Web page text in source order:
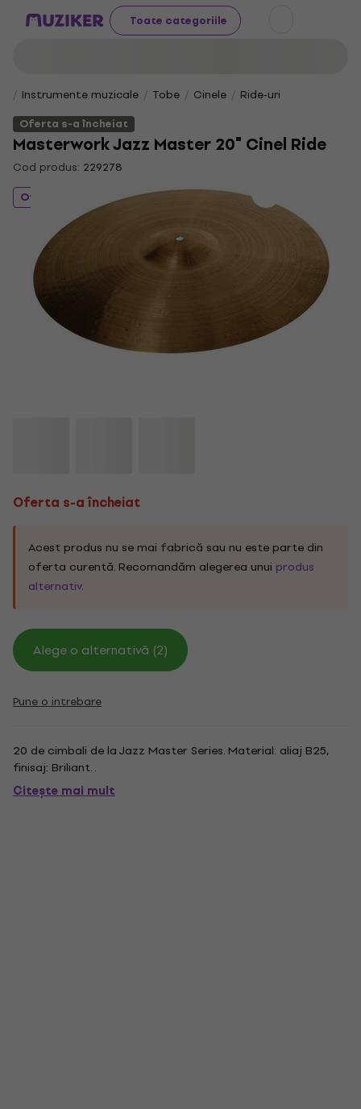
Toate categoriile
Instrumente muzicale Tobe Cinele
Ride-uri
Oferta s-a încheiat
Masterwork Jazz Master 20" Cinel Ride
Cod produs: 229278
Oferta s-a încheiat
Oferta s-a încheiat
Acest produs nu se mai fabrică sau nu este parte din
oferta curentă. Recomandăm alegerea unui produs
alternativ.
Alege o alternativă (2)
Pune o intrebare
20 de cimbali de la Jazz Master Series. Material: aliaj B25,
finisaj: Briliant. .
Citește mai mult